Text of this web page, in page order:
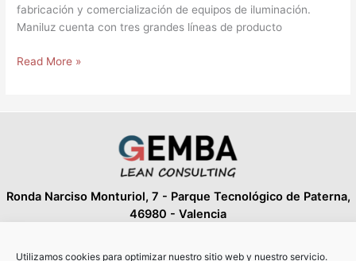
Utilizamos cookies para optimizar nuestro sitio web y nuestro servicio.
fabricación y comercialización de equipos de iluminación.
Maniluz cuenta con tres grandes líneas de producto
Read More »
Ronda Narciso Monturiol, 7 - Parque Tecnológico de Paterna,
46980 - Valencia